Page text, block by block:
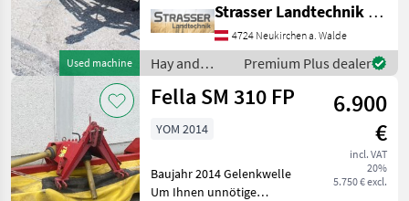
Used machine
optimalen Gutfluss -
federbelastete
Anfahrsicherung - Große
Aushubhöhe am
Vorgewende - Fella
Strasser Landtechnik GmbH
4724 Neukirchen a. Walde
Hay and
forage
equipment /
Premium Plus dealer
Fella SM 310 FP
6.900
€
incl. VAT
20%
5.750 € excl.
YOM 2014
Baujahr 2014 Gelenkwelle
Um Ihnen unnötige